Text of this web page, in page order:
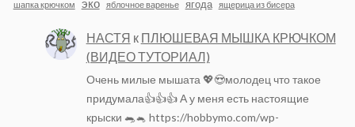
шапка крючком эко яблочное варенье ягода ящерица из бисера
НАСТЯ к ПЛЮШЕВАЯ МЫШКА КРЮЧКОМ
(ВИДЕО ТУТОРИАЛ)
Очень милые мышата 💖😍молодец что такое
придумала👍👍👍 А у меня есть настоящие
крыски 🐀🐁 https://hobbymo.com/wp-